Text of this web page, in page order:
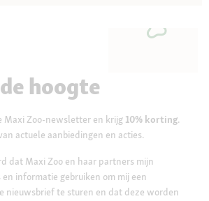
hoogte
Maxi Zoo-newsletter en krijg 10% korting.
actuele aanbiedingen en acties.
dat Maxi Zoo en haar partners mijn
en informatie gebruiken om mij een
nieuwsbrief te sturen en dat deze worden